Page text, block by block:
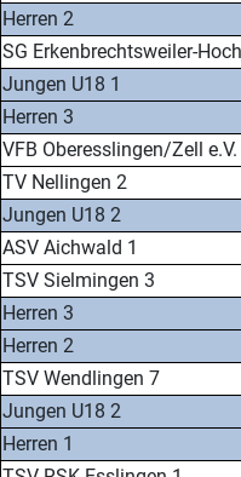
Herren 2
SG Erkenbrechtsweiler-
Jungen U18 1
Herren 3
VFB Oberesslingen/Zell e.V.
TV Nellingen 2
Jungen U18 2
ASV Aichwald 1
TSV Sielmingen 3
Herren 3
Herren 2
TSV Wendlingen 7
Jungen U18 2
Herren 1